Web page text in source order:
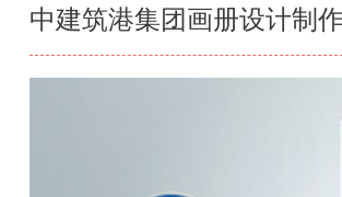
中建筑港集团画册设计制作